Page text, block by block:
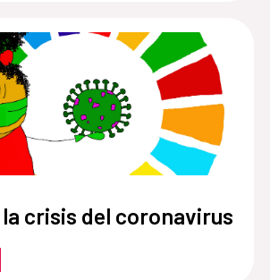
la crisis del coronavirus